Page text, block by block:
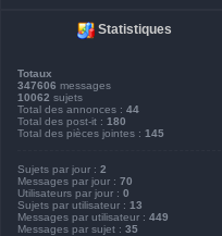
Statistiques
Totaux
347606 messages
10062 sujets
Total des annonces : 44
Total des post-it : 180
Total des pièces jointes : 145
Sujets par jour : 2
Messages par jour : 70
Utilisateurs par jour : 0
Sujets par utilisateur : 13
Messages par utilisateur : 449
Messages par sujet : 35